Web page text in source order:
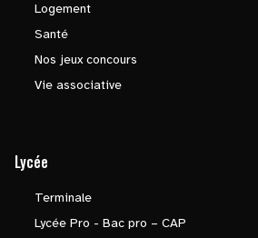
Logement
Santé
Nos jeux concours
Vie associative
Lycée
Terminale
Lycée Pro - Bac pro – CAP